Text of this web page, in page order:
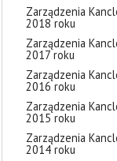
Zarządzenia
2018 roku
Zarządzenia
2017 roku
Zarządzenia
2016 roku
Zarządzenia
2015 roku
Zarządzenia
2014 roku